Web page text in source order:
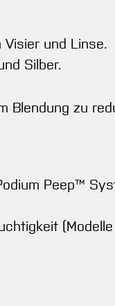
und Linse.
Silber.
Blendung zu
Peep™
(Modelle